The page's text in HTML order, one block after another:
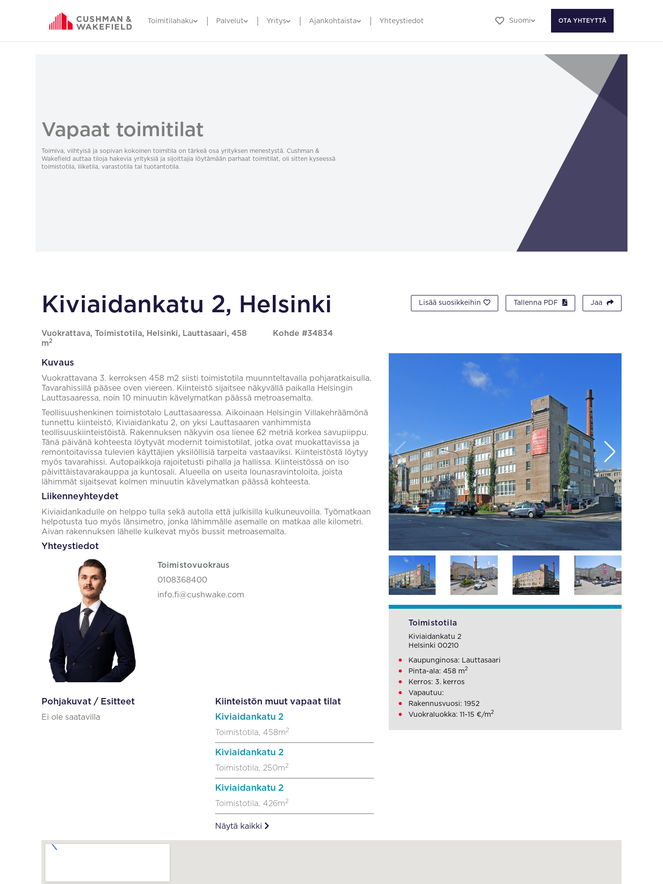
Toimitilahaku Palvelut Yritys Ajankohtaista Yhteystiedot Suomi OTA YHTEYTTÄ
Vapaat toimitilat
Toimiva, viihtyisä ja sopivan kokoinen toimitila on tärkeä osa yrityksen menestystä. Cushman &
Wakefield auttaa tiloja hakevia yrityksiä ja sijoittajia löytämään parhaat toimitilat, oli sitten kyseessä
toimistotila, liiketila, varastotila tai tuotantotila.
Kiviaidankatu 2, Helsinki
Vuokrattava, Toimistotila, Helsinki, Lauttasaari, 458
m2
Kohde #34834
Lisää suosikkeihin Tallenna PDF Jaa
Kuvaus
Vuokrattavana 3. kerroksen 458 m2 siisti toimistotila muunnteltavalla pohjaratkaisulla.
Tavarahissillä pääsee oven viereen. Kiinteistö sijaitsee näkyvällä paikalla Helsingin
Lauttasaaressa, noin 10 minuutin kävelymatkan päässä metroasemalta.
Teollisuushenkinen toimistotalo Lauttasaaressa. Aikoinaan Helsingin Villakehräämönä
tunnettu kiinteistö, Kiviaidankatu 2, on yksi Lauttasaaren vanhimmista
teollisuuskiinteistöistä. Rakennuksen näkyvin osa lienee 62 metriä korkea savupiippu.
Tänä päivänä kohteesta löytyvät modernit toimistotilat, jotka ovat muokattavissa ja
remontoitavissa tulevien käyttäjien yksilöllisiä tarpeita vastaaviksi. Kiinteistöstä löytyy
myös tavarahissi. Autopaikkoja rajoitetusti pihalla ja hallissa. Kiinteistössä on iso
päivittäistavarakauppa ja kuntosali. Alueella on useita lounasravintoloita, joista
lähimmät sijaitsevat kolmen minuutin kävelymatkan päässä kohteesta.
Liikenneyhteydet
Kiviaidankadulle on helppo tulla sekä autolla että julkisilla kulkuneuvoilla. Työmatkaan
helpotusta tuo myös länsimetro, jonka lähimmälle asemalle on matkaa alle kilometri.
Aivan rakennuksen lähelle kulkevat myös bussit metroasemalta.
Yhteystiedot
Toimistovuokraus
0108368400
info.fi@cushwake.com
Pohjakuvat / Esitteet
Ei ole saatavilla
Kiinteistön muut vapaat tilat
Kiviaidankatu 2
Toimistotila, 458m2
Kiviaidankatu 2
Toimistotila, 250m2
Kiviaidankatu 2
Toimistotila, 426m2
Näytä kaikki
Toimistotila
Kiviaidankatu 2
Helsinki 00210
Kaupunginosa: Lauttasaari
Pinta-ala: 458 m2
Kerros: 3. kerros
Vapautuu:
Rakennusvuosi: 1952
Vuokraluokka: 11-15 €/m2